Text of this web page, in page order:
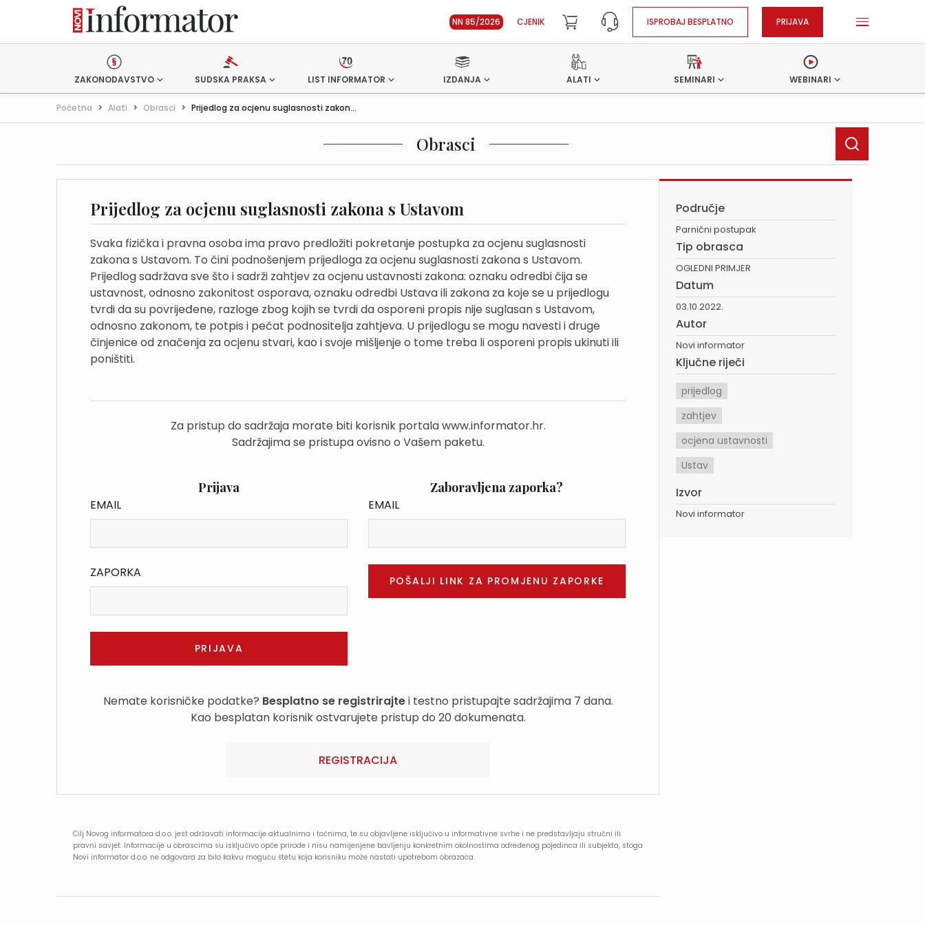
NN 85/2026 CJENIK ISPROBAJ BESPLATNO PRIJAVA
ZAKONODAVSTVO SUDSKA PRAKSA LIST INFORMATOR IZDANJA ALATI SEMINARI WEBINARI
Početna > Alati > Obrasci > Prijedlog za ocjenu suglasnosti zakon...
Obrasci
Prijedlog za ocjenu suglasnosti zakona s Ustavom
Svaka fizička i pravna osoba ima pravo predložiti pokretanje postupka za ocjenu suglasnosti
zakona s Ustavom. To čini podnošenjem prijedloga za ocjenu suglasnosti zakona s Ustavom.
Prijedlog sadržava sve što i sadrži zahtjev za ocjenu ustavnosti zakona: oznaku odredbi čija se
ustavnost, odnosno zakonitost osporava, oznaku odredbi Ustava ili zakona za koje se u prijedlogu
tvrdi da su povrijeđene, razloge zbog kojih se tvrdi da osporeni propis nije suglasan s Ustavom,
odnosno zakonom, te potpis i pečat podnositelja zahtjeva. U prijedlogu se mogu navesti i druge
činjenice od značenja za ocjenu stvari, kao i svoje mišljenje o tome treba li osporeni propis ukinuti ili
poništiti.
Za pristup do sadržaja morate biti korisnik portala www.informator.hr.
Sadržajima se pristupa ovisno o Vašem paketu.
Prijava
EMAIL
ZAPORKA
Zaboravljena zaporka?
EMAIL
Nemate korisničke podatke? Besplatno se registrirajtei testno pristupajte sadržajima 7 dana.
Kao besplatan korisnik ostvarujete pristup do 20 dokumenata.
REGISTRACIJA
Cilj Novog informatora d.o.o. jest održavati informacije aktualnima i točnima, te su objavljene isključivo u informativne svrhe i ne predstavljaju stručni ili
pravni savjet. Informacije u obrascima su isključivo opće prirode i nisu namijenjene bavljenju konkretnim okolnostima određenog pojedinca ili subjekta, stoga
Novi informator d.o.o. ne odgovara za bilo kakvu moguću štetu koja korisniku može nastati upotrebom obrazaca.
Područje
Parnični postupak
Tip obrasca
OGLEDNI PRIMJER
Datum
03.10.2022.
Autor
Novi informator
Ključne riječi
prijedlog
zahtjev
ocjena ustavnosti
Ustav
Izvor
Novi informator